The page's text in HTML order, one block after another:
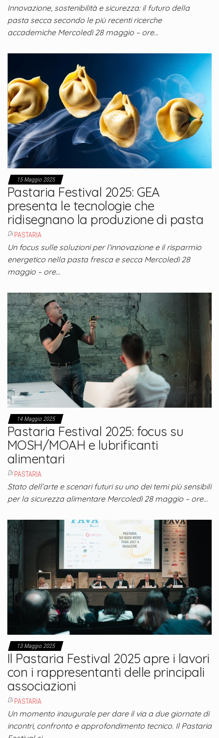
Innovazione, sostenibilità e sicurezza: il futuro della
pasta secca secondo le più recenti ricerche
accademiche Mercoledì 28 maggio – ore…
15 Maggio 2025
Pastaria Festival 2025: GEA
presenta le tecnologie che
ridisegnano la produzione di pasta
Di PASTARIA
Un focus sulle soluzioni per l’innovazione e il risparmio
energetico nella pasta fresca e secca Mercoledì 28
maggio – ore…
14 Maggio 2025
Pastaria Festival 2025: focus su
MOSH/MOAH e lubrificanti
alimentari
Di PASTARIA
Stato dell’arte e scenari futuri su uno dei temi più sensibili
per la sicurezza alimentare Mercoledì 28 maggio – ore…
13 Maggio 2025
Il Pastaria Festival 2025 apre i lavori
con i rappresentanti delle principali
associazioni
Di PASTARIA
Un momento inaugurale per dare il via a due giornate di
incontri, confronto e approfondimento tecnico. Il Pastaria